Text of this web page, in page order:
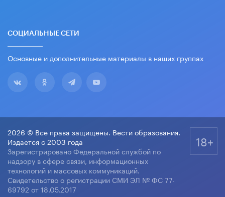
СОЦИАЛЬНЫЕ СЕТИ
Основные и дополнительные материалы в наших группах
2026 © Все права защищены. Вести образования.
Издается с 2003 года
Зарегистрировано Федеральной службой по
надзору в сфере связи, информационных
технологий и массовых коммуникаций.
Свидетельство о регистрации СМИ ЭЛ № ФС 77-
69792 от 18.05.2017
18+